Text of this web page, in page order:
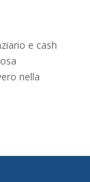
e cash
nella